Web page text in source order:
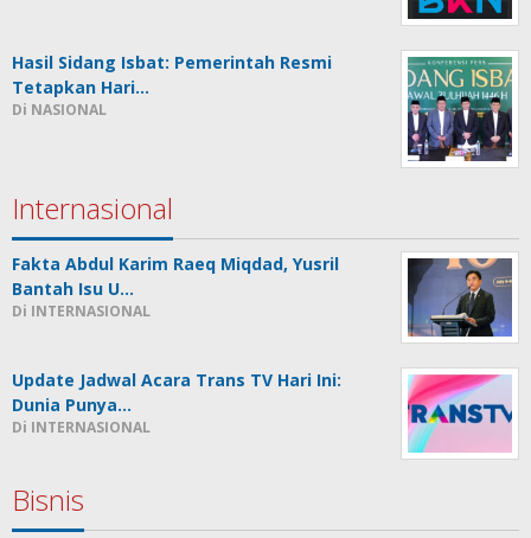
Hasil Sidang Isbat: Pemerintah Resmi
Tetapkan Hari…
Di NASIONAL
Internasional
Fakta Abdul Karim Raeq Miqdad, Yusril
Bantah Isu U…
Di INTERNASIONAL
Update Jadwal Acara Trans TV Hari Ini:
Dunia Punya…
Di INTERNASIONAL
Bisnis